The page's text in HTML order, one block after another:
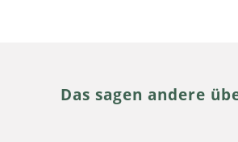
Das sagen andere